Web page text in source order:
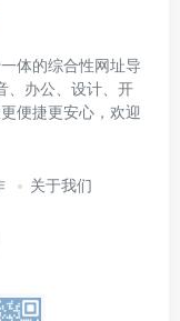
体的综合性网址导
、办公、设计、开
便捷更安心，欢迎
关于我们